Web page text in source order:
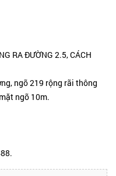
RA ĐƯỜNG 2.5, CÁCH
ngõ 219 rộng rãi thông
ngõ 10m.